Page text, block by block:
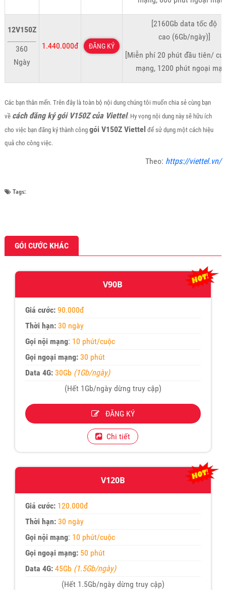
12V150Z
360
Ngày
1.440.000đ ĐĂNG KÝ
[2160Gb data tốc độ
cao (6Gb/ngày)]
[Miễn phí 20 phút đầu tiên/
mạng, 1200 phút ngoại
Các bạn thân mến. Trên đây là toàn bộ nội dung chúng tôi muốn chia sẻ cùng bạn
về cách đăng ký gói V150Z của Viettel. Hy vọng nội dung này sẽ hữu ích
cho việc bạn đăng ký thành công gói V150Z Viettel để sử dụng một cách hiệu
quả cho công việc.
Theo: https://viettel.vn/
Tags:
GÓI CƯỚC KHÁC
V90B
Giá cước: 90.000đ
Thời hạn: 30 ngày
Gọi nội mạng: 10 phút/cuộc
Gọi ngoại mạng:30 phút
Data 4G: 30Gb (1Gb/ngày)
(Hết 1Gb/ngày dừng truy cập)
ĐĂNG KÝ
Chi tiết
V120B
Giá cước: 120.000đ
Thời hạn: 30 ngày
Gọi nội mạng: 10 phút/cuộc
Gọi ngoại mạng: 50 phút
Data 4G: 45Gb (1.5Gb/ngày)
(Hết 1.5Gb/ngày dừng truy cập)